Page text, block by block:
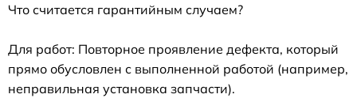
Что считается гарантийным случаем?
Для работ: Повторное проявление дефекта, который
прямо обусловлен с выполненной работой (например,
неправильная установка запчасти).